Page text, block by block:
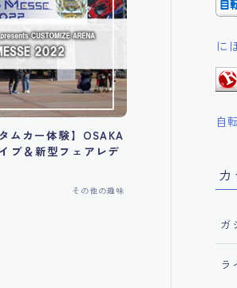
ムカー体験】OSAKA
ブ＆新型フェアレデ
その他の趣味
に
自
ガ
ラ